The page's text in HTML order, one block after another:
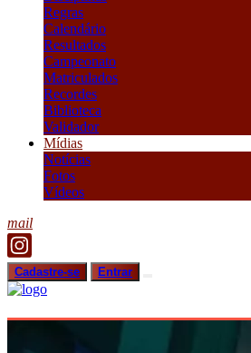
Regras
Calendário
Resultados
Campeonato
Matriculados
Recordes
Biblioteca
Validador
Mídias
Notícias
Fotos
Vídeos
mail
Cadastre-se Entrar